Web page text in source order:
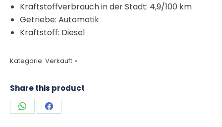
Kraftstoffverbrauch in der Stadt: 4,9/100 km
Getriebe: Automatik
Kraftstoff: Diesel
Kategorie: Verkauft
Share this product
Teilen Teilen